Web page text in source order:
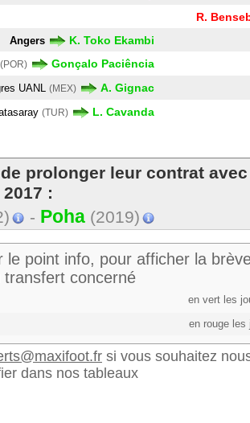
R.
Angers K. Toko Ekambi
(POR) Gonçalo Paciência
UANL (MEX) A. Gignac
(TUR) L. Cavanda
prolonger leur contrat avec
:
- Poha (2019)
le point info, pour afficher la
transfert concerné
en vert les
en rouge les
si vous souhaitez
dans nos tableaux